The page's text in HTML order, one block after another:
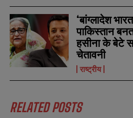
N
u
b
e
r
SUBMIT
N
u
b
e
r
SUBMIT
‘बांग्लादेश
पाकिस्तान
हसीना के बेटे
चेतावनी
राष्ट्रीय
RELATED POSTS